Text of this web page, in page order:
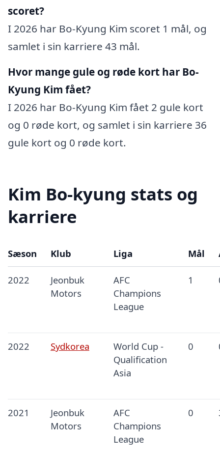
scoret?
I 2026 har Bo-Kyung Kim scoret 1 mål, og
samlet i sin karriere 43 mål.
Hvor mange gule og røde kort har Bo-
Kyung Kim fået?
I 2026 har Bo-Kyung Kim fået 2 gule kort
og 0 røde kort, og samlet i sin karriere 36
gule kort og 0 røde kort.
Kim Bo-kyung stats og
karriere
Sæson Klub Liga Mål
2022
Jeonbuk
Motors
AFC
Champions
League
1
2022 Sydkorea
World Cup -
Qualification
Asia
0
2021
Jeonbuk
Motors
AFC
Champions
League
0